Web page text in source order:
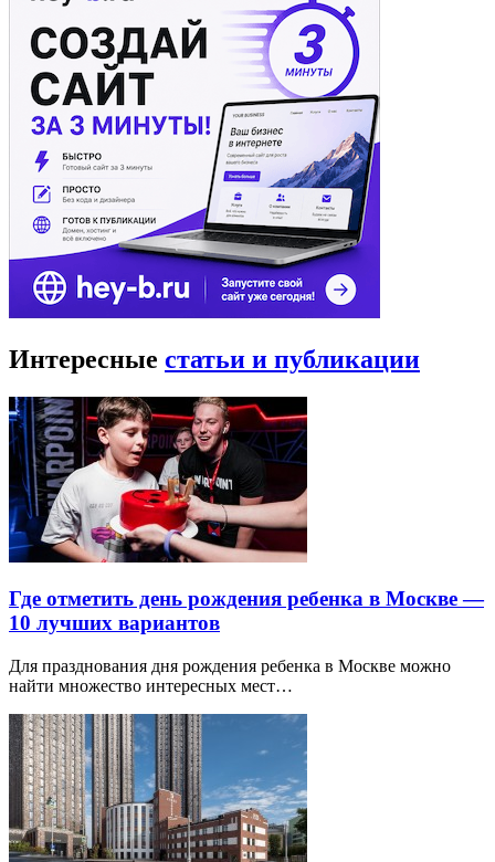
Интересные статьи и публикации
Где отметить день рождения ребенка в Москве —
10 лучших вариантов
Для празднования дня рождения ребенка в Москве можно
найти множество интересных мест…